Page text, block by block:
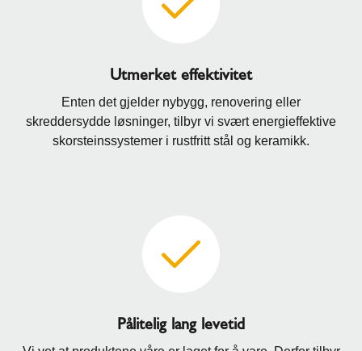
Utmerket effektivitet
Enten det gjelder nybygg, renovering eller
skreddersydde løsninger, tilbyr vi svært energieffektive
skorsteinssystemer i rustfritt stål og keramikk.
Pålitelig lang levetid